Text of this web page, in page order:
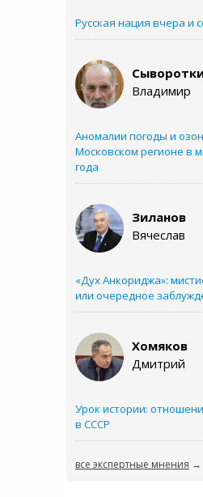
Русская нация вчера и
Владимир
Аномалии погоды и
Московском регионе в
года
Зиланов
Вячеслав
«Дух Анкориджа»:
или очередное
Хомяков
Дмитрий
Урок истории:
в СССР
все экспертные мнения →